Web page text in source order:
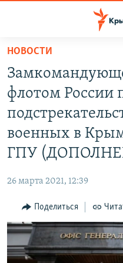
Вернуться
основному
содержанию
Вернутся
главной
навигации
СПЕЦПРОЕКТЫ
КАРТА ВОЕННЫХ ОБЪЕКТОВ
11 ЛЕТ ОККУПАЦИИ КРЫМА.
ВОДА
ЕЩЕ
ТЕЛЕПРОЕКТ КРЫМ.РЕАЛИИ
СОВЕТЫ ПРАВОЗАЩИТНИКОВ
ПРОПАВШИЕ БЕЗ ВЕСТИ
КАК ОБОЙТИ
Українською
Qırımtatar
НОВОСТИ
флотом России
военных в
ГПУ
26 марта 2021, 12:39
Поделиться